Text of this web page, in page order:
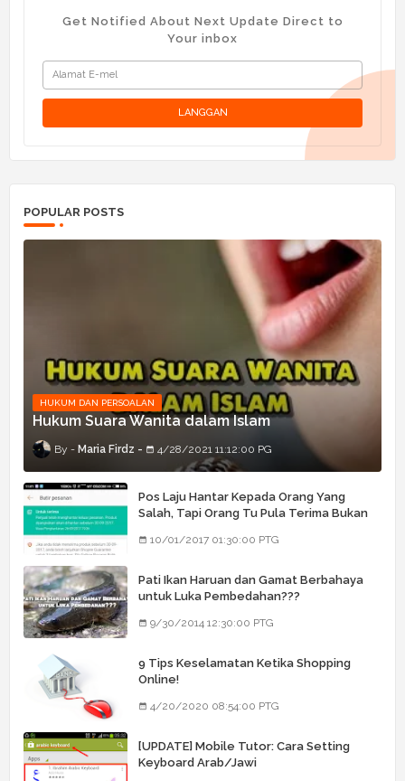
Get Notified About Next Update Direct to
Your inbox
POPULAR POSTS
HUKUM DAN PERSOALAN
Hukum Suara Wanita dalam Islam
Maria Firdz 4/28/2021 11:12:00 PG
Pos Laju Hantar Kepada Orang Yang
Salah, Tapi Orang Tu Pula Terima Bukan
10/01/2017 01:30:00 PTG
Pati Ikan Haruan dan Gamat Berbahaya
untuk Luka Pembedahan???
9/30/2014 12:30:00 PTG
9 Tips Keselamatan Ketika Shopping
Online!
4/20/2020 08:54:00 PTG
[UPDATE] Mobile Tutor: Cara Setting
Keyboard Arab/Jawi